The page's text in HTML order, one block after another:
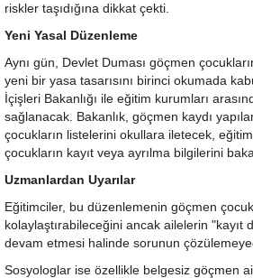
riskler taşıdığına dikkat çekti.
Yeni Yasal Düzenleme
Aynı gün, Devlet Duması göçmen
yeni bir yasa tasarısını birinci okumada
İçişleri Bakanlığı ile eğitim kurumları
sağlanacak. Bakanlık, göçmen kaydı
çocukların listelerini okullara iletecek,
çocukların kayıt veya ayrılma bilgilerini
Uzmanlardan Uyarılar
Eğitimciler, bu düzenlemenin göçmen
kolaylaştırabileceğini ancak ailelerin "kayıt
devam etmesi halinde sorunun
Sosyologlar ise özellikle belgesiz göçmen